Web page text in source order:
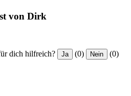
von Dirk
dich hilfreich? Ja (0) Nein (0)